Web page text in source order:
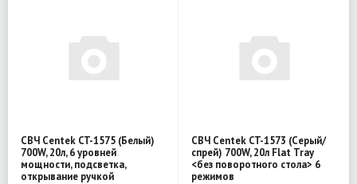
СВЧ Centek CT-1575 (Белый)
700W, 20л, 6 уровней
мощности, подсветка,
открывание ручкой
СВЧ Centek CT-1573 (Серый/
спрей) 700W, 20л Flat Tray
<без поворотного стола> 6
режимов